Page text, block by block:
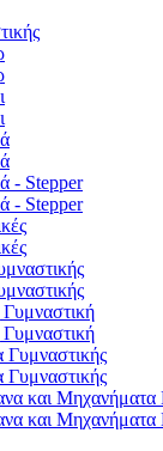
- Stepper
- Stepper
και Μηχανήματα
και Μηχανήματα